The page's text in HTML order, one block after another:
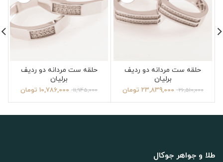
حلقه ست مردانه دو ردیف
برلیان
26,510,000
23,839,000 تومان
حلقه ست مردانه دو ردیف
برلیان
11,945,000
10,786,000 تومان
طلا و جواهر جوکال